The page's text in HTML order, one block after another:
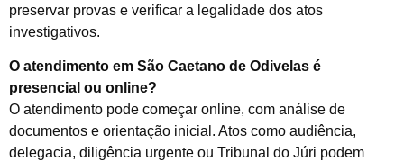
preservar provas e verificar a legalidade dos atos
investigativos.
O atendimento em São Caetano de Odivelas é
presencial ou online?
O atendimento pode começar online, com análise de
documentos e orientação inicial. Atos como audiência,
delegacia, diligência urgente ou Tribunal do Júri podem